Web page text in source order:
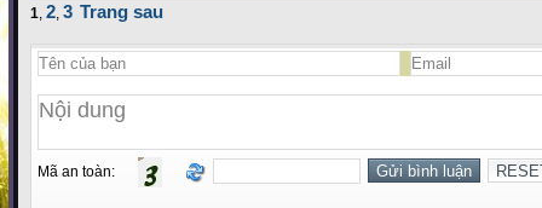
1, 2, 3 Trang sau
Mã an toàn: